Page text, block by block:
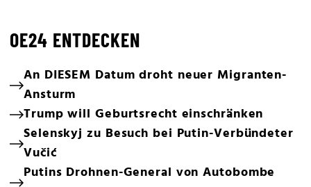
OE24 ENTDECKEN
An DIESEM Datum droht neuer Migranten-
Ansturm
Trump will Geburtsrecht einschränken
Selenskyj zu Besuch bei Putin-Verbündeter
Vučić
Putins Drohnen-General von Autobombe